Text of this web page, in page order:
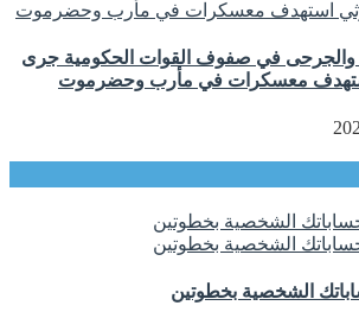
والجرحى في صفوف القوات الحكومية جرى
معسكرات في مأرب وحضرموت
الشخصية بخطوتين